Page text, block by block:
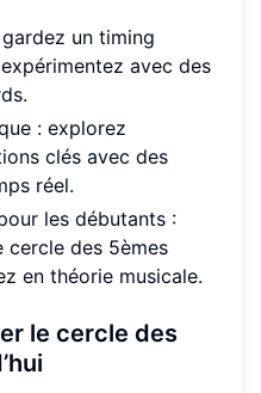
un timing
avec des
: explorez
clés avec des
réel.
les débutants :
cercle des 5èmes
en théorie musicale.
le cercle des